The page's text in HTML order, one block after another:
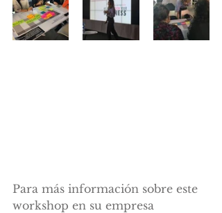
Para más información sobre este
workshop en su empresa